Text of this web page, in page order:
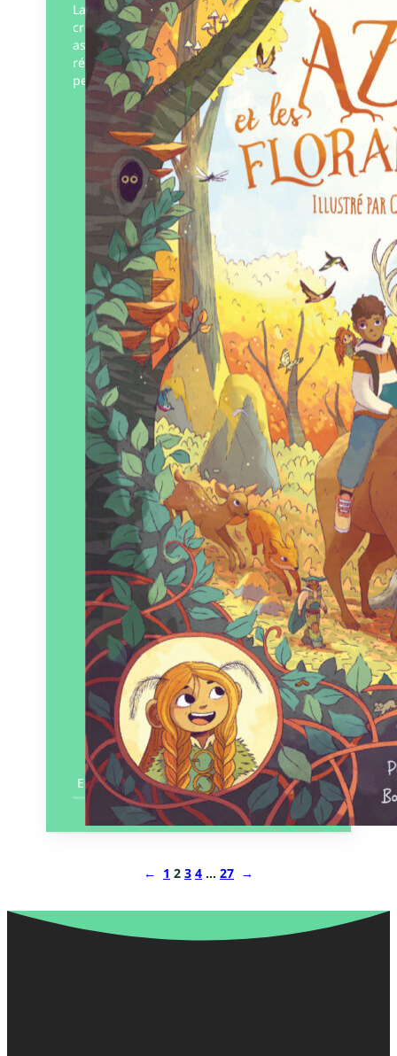
La forêt tout entière était en danger ! Une
créature brûlante parcourait le sous-bois,
assoiffant la flore, effrayant la faune,
résistant aux pouvoirs étonnants de son
petit peuple……
Éditeur :Plumes de Bourdon
Paru le26/06/2026
En savoir plus
← 1 2 3 4 … 27 →